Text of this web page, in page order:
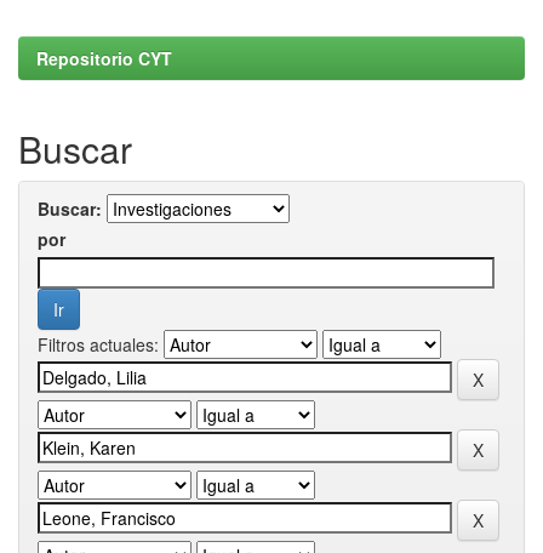
Repositorio CYT
Buscar
Buscar:
por
Filtros actuales: